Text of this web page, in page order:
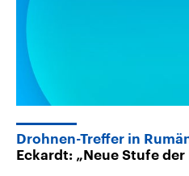
Drohnen-Treffer in
Eckardt: „Neue Stufe